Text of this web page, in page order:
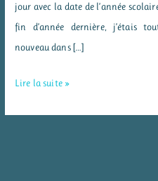
jour avec la date de l’année
fin d’année dernière, j’étais
nouveau dans […]
Evaluations
Lire la suite »